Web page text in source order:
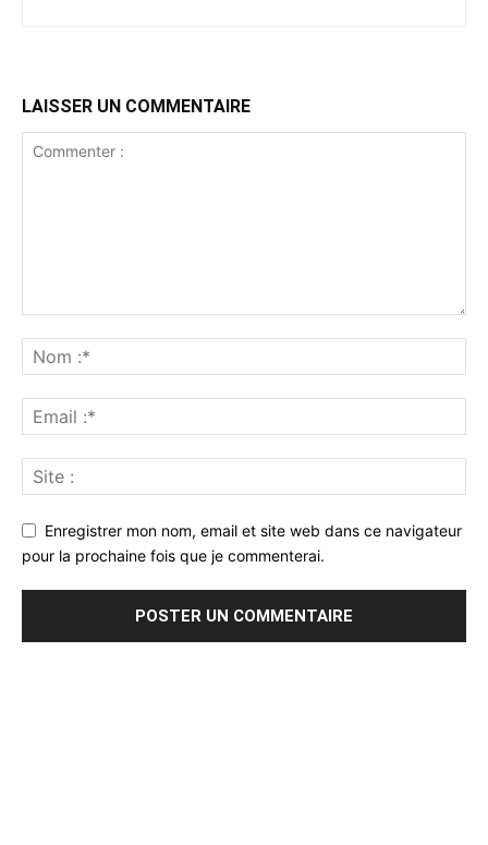
LAISSER UN COMMENTAIRE
Enregistrer mon nom, email et site web dans ce navigateur
pour la prochaine fois que je commenterai.